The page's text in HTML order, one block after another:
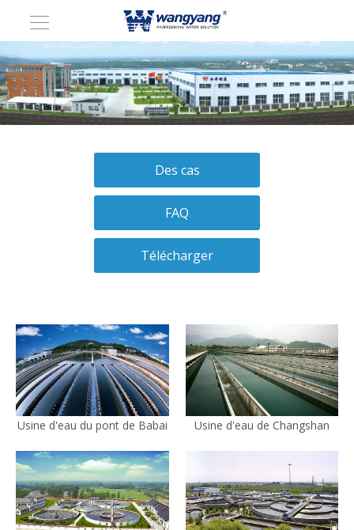
Des cas
FAQ
Télécharger
Usine d'eau du pont de Babai Usine d'eau de Changshan